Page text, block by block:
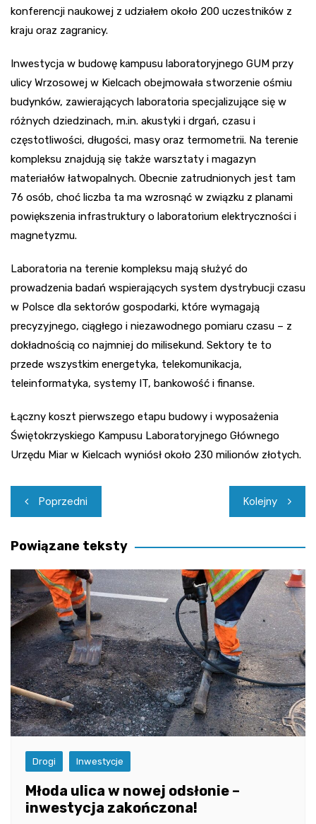
konferencji naukowej z udziałem około 200 uczestników z
kraju oraz zagranicy.
Inwestycja w budowę kampusu laboratoryjnego GUM przy
ulicy Wrzosowej w Kielcach obejmowała stworzenie ośmiu
budynków, zawierających laboratoria specjalizujące się w
różnych dziedzinach, m.in. akustyki i drgań, czasu i
częstotliwości, długości, masy oraz termometrii. Na terenie
kompleksu znajdują się także warsztaty i magazyn
materiałów łatwopalnych. Obecnie zatrudnionych jest tam
76 osób, choć liczba ta ma wzrosnąć w związku z planami
powiększenia infrastruktury o laboratorium elektryczności i
magnetyzmu.
Laboratoria na terenie kompleksu mają służyć do
prowadzenia badań wspierających system dystrybucji czasu
w Polsce dla sektorów gospodarki, które wymagają
precyzyjnego, ciągłego i niezawodnego pomiaru czasu – z
dokładnością co najmniej do milisekund. Sektory te to
przede wszystkim energetyka, telekomunikacja,
teleinformatyka, systemy IT, bankowość i finanse.
Łączny koszt pierwszego etapu budowy i wyposażenia
Świętokrzyskiego Kampusu Laboratoryjnego Głównego
Urzędu Miar w Kielcach wyniósł około 230 milionów złotych.
Nawigacja
wpisu
Poprzedni Kolejny
Powiązane teksty
Drogi Inwestycje
Młoda ulica w nowej odsłonie –
inwestycja zakończona!